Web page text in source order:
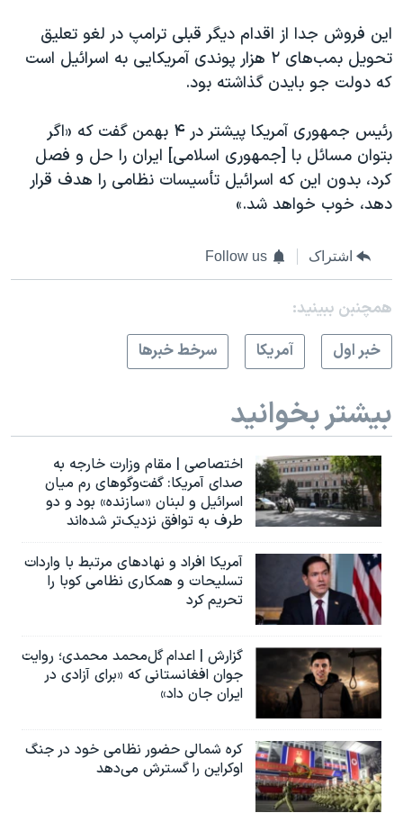
این فروش جدا از اقدام دیگر قبلی ترامپ در لغو تعلیق
تحویل بمب‌‌های ۲ هزار پوندی آمریکایی به اسرائیل است
که دولت جو بایدن گذاشته بود.
رئیس‌ جمهوری آمریکا پیشتر در ۴ بهمن گفت که «اگر
بتوان مسائل با [جمهوری اسلامی] ایران را حل و فصل
کرد، بدون این که اسرائیل تأسیسات نظامی را هدف قرار
دهد، خوب خواهد شد.»
اشتراک Follow us
همچنبن ببینید:
خبر اول
آمريکا سرخط خبرها
بیشتر بخوانید
اختصاصی | مقام وزارت خارجه به
صدای آمریکا: گفت‌وگوهای رم میان
اسرائیل و لبنان «سازنده» بود و دو
طرف به توافق نزدیک‌تر شده‌اند
آمریکا افراد و نهادهای مرتبط با واردات
تسلیحات و همکاری نظامی کوبا را
تحریم کرد
گزارش | اعدام گل‌محمد محمدی؛ روایت
جوان افغانستانی که «برای آزادی در
ایران جان داد»
کره شمالی حضور نظامی خود در جنگ
اوکراین را گسترش می‌دهد